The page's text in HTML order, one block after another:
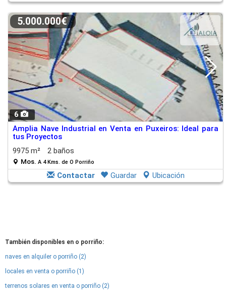
6
5.000.000€
Amplia Nave Industrial en Venta en Puxeiros: Ideal para
tus Proyectos
9975 m²
2 baños
Mos. A 4 Kms. de O Porriño
Contactar Guardar Ubicación
También disponibles en o porriño:
naves en alquiler o porriño (2)
locales en venta o porriño (1)
terrenos solares en venta o porriño (2)